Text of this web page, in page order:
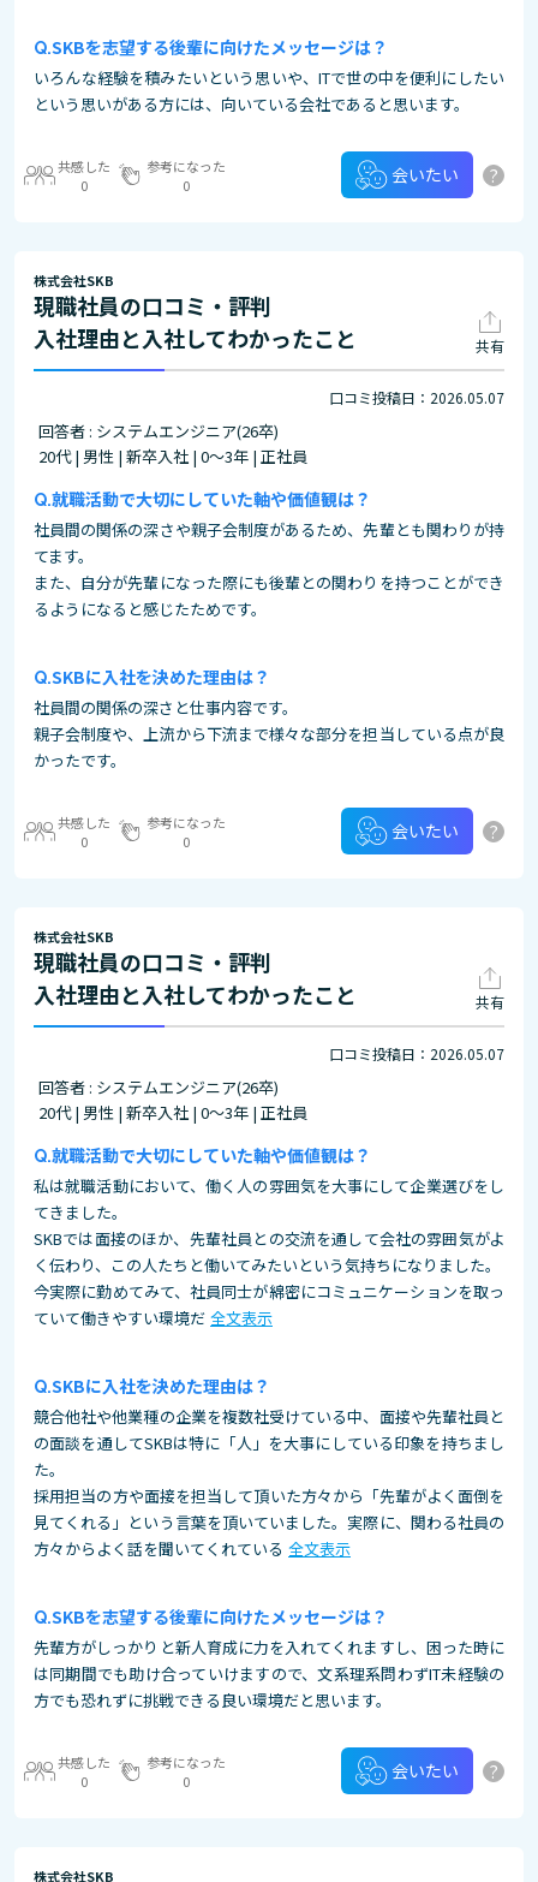
SKBを志望する後輩に向けたメッセージは？
いろんな経験を積みたいという思いや、ITで世の中を便利にしたい
という思いがある方には、向いている会社であると思います。
共感した
0
参考になった
0
会いたい ?
株式会社SKB
現職社員の口コミ・評判
入社理由と入社してわかったこと
共有
口コミ投稿日：2026.05.07
回答者 : システムエンジニア(26卒)
20代 | 男性 | 新卒入社 | 0～3年 | 正社員
就職活動で大切にしていた軸や価値観は？
社員間の関係の深さや親子会制度があるため、先輩とも関わりが持
てます。
また、自分が先輩になった際にも後輩との関わりを持つことができ
るようになると感じたためです。
SKBに入社を決めた理由は？
社員間の関係の深さと仕事内容です。
親子会制度や、上流から下流まで様々な部分を担当している点が良
かったです。
共感した
0
参考になった
0
会いたい ?
株式会社SKB
現職社員の口コミ・評判
入社理由と入社してわかったこと
共有
口コミ投稿日：2026.05.07
回答者 : システムエンジニア(26卒)
20代 | 男性 | 新卒入社 | 0～3年 | 正社員
就職活動で大切にしていた軸や価値観は？
私は就職活動において、働く人の雰囲気を大事にして企業選びをし
てきました。
SKBでは面接のほか、先輩社員との交流を通して会社の雰囲気がよ
く伝わり、この人たちと働いてみたいという気持ちになりました。
今実際に勤めてみて、社員同士が綿密にコミュニケーションを取っ
ていて働きやすい環境だ 全文表示
SKBに入社を決めた理由は？
競合他社や他業種の企業を複数社受けている中、面接や先輩社員と
の面談を通してSKBは特に「人」を大事にしている印象を持ちまし
た。
採用担当の方や面接を担当して頂いた方々から「先輩がよく面倒を
見てくれる」という言葉を頂いていました。実際に、関わる社員の
方々からよく話を聞いてくれている 全文表示
SKBを志望する後輩に向けたメッセージは？
先輩方がしっかりと新人育成に力を入れてくれますし、困った時に
は同期間でも助け合っていけますので、文系理系問わずIT未経験の
方でも恐れずに挑戦できる良い環境だと思います。
共感した
0
参考になった
0
会いたい ?
株式会社SKB